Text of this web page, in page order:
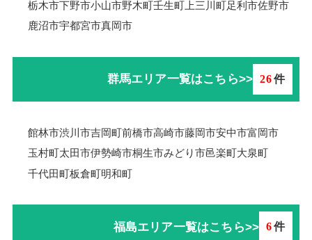
栃木市下野市小山市野木町壬生町 上三川町足利市佐野市
鹿沼市宇都宮市真岡市
群馬エリア一覧はこちら>> 26件
館林市渋川市吉岡町前橋市高崎市藤岡市安中市富岡市
玉村町太田市伊勢崎市桐生市みどり市邑楽町大泉町
千代田町板倉町明和町
福島エリア一覧はこちら>> 6件